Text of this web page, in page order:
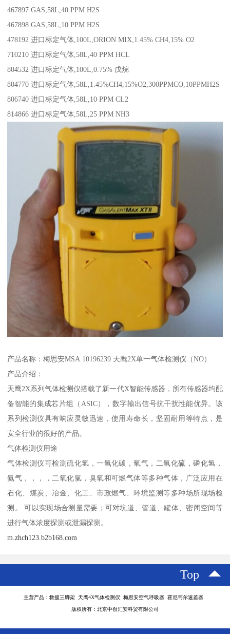
467897 GAS,58L,40 PPM H2S
467898 GAS,58L,10 PPM H2S
478192 进口标定气体,100L,ORION MIX,1.45% CH4,15% O2
710210 进口标定气体,58L,40 PPM HCL
804532 进口标定气体,100L,0.75% 戊烷
804770 进口标定气体,58L,1.45%CH4,15%O2,300PPMCO,10PPMH2S
806740 进口标定气体,58L,10 PPM CL2
814866 进口标定气体,58L,25 PPM NH3
产品名称：梅思安MSA 10196239 天鹰2X单一气体检测仪（NO）
产品介绍：
天鹰2X系列气体检测仪搭载了新一代X智能传感器，所有传感器均配
备智能的集成芯片组（ASIC），数字输出信号抗干扰性能优异。该
系列检测仪具有响应灵敏迅速，使用寿命长，坚固耐用等特点，是
安全行业的很好的产品。
气体检测仪用途
气体检测仪可检测硫化氢，一氧化碳，氧气，二氧化硫，磷化氢，
氨气，，，，二氧化氯，臭氧和可燃气体等多种气体，广泛应用在
石化、煤炭、冶金、化工、市政燃气、环境监测等多种场所现场检
测。 可以实现场合测量需要；可对坑道、管道、罐体、密闭空间等
进行气体浓度探测或泄漏探测。
m.zhch123.b2b168.com
Top
主营产品：救援三脚架 天鹰4X气体检测仪 梅思安空气呼吸器 霍尼韦尔速差器
版权所有：北京中创汇安科贸有限公司